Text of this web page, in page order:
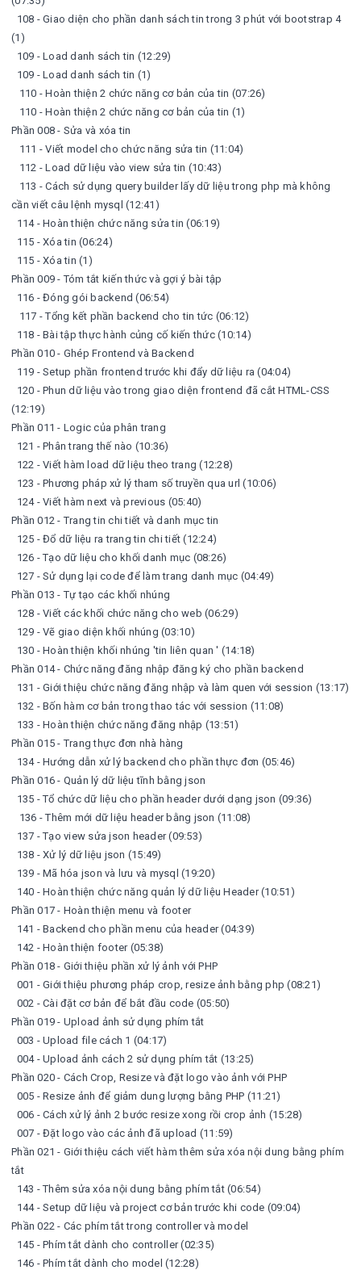
108 - Giao diện cho phần danh sách tin trong 3 phút với bootstrap 4
(1)
109 - Load danh sách tin (12:29)
109 - Load danh sách tin (1)
110 - Hoàn thiện 2 chức năng cơ bản của tin (07:26)
110 - Hoàn thiện 2 chức năng cơ bản của tin (1)
Phần 008 - Sửa và xóa tin
111 - Viết model cho chức năng sửa tin (11:04)
112 - Load dữ liệu vào view sửa tin (10:43)
113 - Cách sử dụng query builder lấy dữ liệu trong php mà không
cần viết câu lệnh mysql (12:41)
114 - Hoàn thiện chức năng sửa tin (06:19)
115 - Xóa tin (06:24)
115 - Xóa tin (1)
Phần 009 - Tóm tắt kiến thức và gợi ý bài tập
116 - Đóng gói backend (06:54)
117 - Tổng kết phần backend cho tin tức (06:12)
118 - Bài tập thực hành củng cố kiến thức (10:14)
Phần 010 - Ghép Frontend và Backend
119 - Setup phần frontend trước khi đẩy dữ liệu ra (04:04)
120 - Phun dữ liệu vào trong giao diện frontend đã cắt HTML-CSS
(12:19)
Phần 011 - Logic của phân trang
121 - Phân trang thế nào (10:36)
122 - Viết hàm load dữ liệu theo trang (12:28)
123 - Phương pháp xử lý tham số truyền qua url (10:06)
124 - Viết hàm next và previous (05:40)
Phần 012 - Trang tin chi tiết và danh mục tin
125 - Đổ dữ liệu ra trang tin chi tiết (12:24)
126 - Tạo dữ liệu cho khối danh mục (08:26)
127 - Sử dụng lại code để làm trang danh mục (04:49)
Phần 013 - Tự tạo các khối nhúng
128 - Viết các khối chức năng cho web (06:29)
129 - Vẽ giao diện khối nhúng (03:10)
130 - Hoàn thiện khối nhúng 'tin liên quan ' (14:18)
Phần 014 - Chức năng đăng nhập đăng ký cho phần backend
131 - Giới thiệu chức năng đăng nhập và làm quen với session (13:17)
132 - Bốn hàm cơ bản trong thao tác với session (11:08)
133 - Hoàn thiện chức năng đăng nhập (13:51)
Phần 015 - Trang thực đơn nhà hàng
134 - Hướng dẫn xử lý backend cho phần thực đơn (05:46)
Phần 016 - Quản lý dữ liệu tĩnh bằng json
135 - Tổ chức dữ liệu cho phần header dưới dạng json (09:36)
136 - Thêm mới dữ liệu header bằng json (11:08)
137 - Tạo view sửa json header (09:53)
138 - Xử lý dữ liệu json (15:49)
139 - Mã hóa json và lưu và mysql (19:20)
140 - Hoàn thiện chức năng quản lý dữ liệu Header (10:51)
Phần 017 - Hoàn thiện menu và footer
141 - Backend cho phần menu của header (04:39)
142 - Hoàn thiện footer (05:38)
Phần 018 - Giới thiệu phần xử lý ảnh với PHP
001 - Giới thiệu phương pháp crop, resize ảnh bằng php (08:21)
002 - Cài đặt cơ bản để bắt đầu code (05:50)
Phần 019 - Upload ảnh sử dụng phím tắt
003 - Upload file cách 1 (04:17)
004 - Upload ảnh cách 2 sử dụng phím tắt (13:25)
Phần 020 - Cách Crop, Resize và đặt logo vào ảnh với PHP
005 - Resize ảnh để giảm dung lượng bằng PHP (11:21)
006 - Cách xử lý ảnh 2 bước resize xong rồi crop ảnh (15:28)
007 - Đặt logo vào các ảnh đã upload (11:59)
Phần 021 - Giới thiệu cách viết hàm thêm sửa xóa nội dung bằng phím
tắt
143 - Thêm sửa xóa nội dung bằng phím tắt (06:54)
144 - Setup dữ liệu và project cơ bản trước khi code (09:04)
Phần 022 - Các phím tắt trong controller và model
145 - Phím tắt dành cho controller (02:35)
146 - Phím tắt dành cho model (12:28)